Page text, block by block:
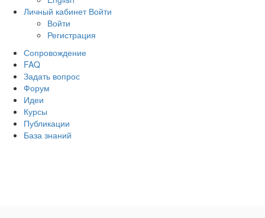
Личный кабинет Войти
Войти
Регистрация
Сопровождение
FAQ
Задать вопрос
Форум
Идеи
Курсы
Публикации
База знаний